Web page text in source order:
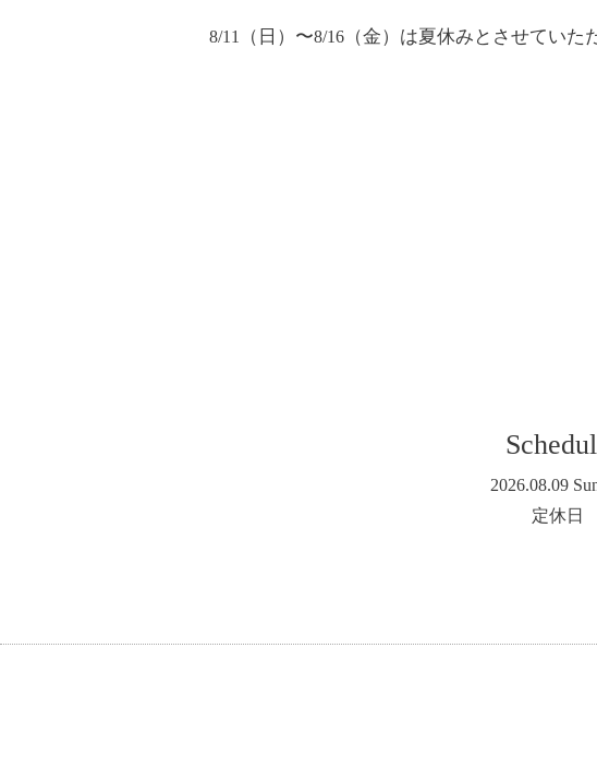
8/11 （日）〜8/16 （金）は夏休みとさせていた
2026.08.09
定休日